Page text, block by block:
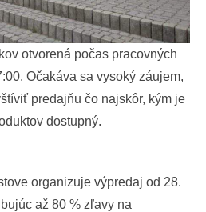
otvorená počas pracovných
Očakáva sa vysoký záujem,
predajňu čo najskôr, kým je
dostupný.
organizuje výpredaj od 28.
až 80 % zľavy na